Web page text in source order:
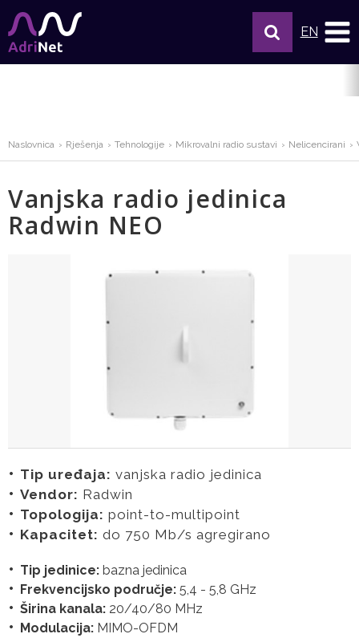
EN
Naslovnica Rješenja Tehnologije Mikrovalni radio sustavi Nelicencirani
Vanjska radio jedinica
Radwin NEO
Tip uređaja: vanjska radio jedinica
Vendor: Radwin
Topologija: point-to-multipoint
Kapacitet: do 750 Mb/s agregirano
Tip jedinice: bazna jedinica
Frekvencijsko područje: 5,4 - 5,8 GHz
Širina kanala: 20/40/80 MHz
Modulacija: MIMO-OFDM